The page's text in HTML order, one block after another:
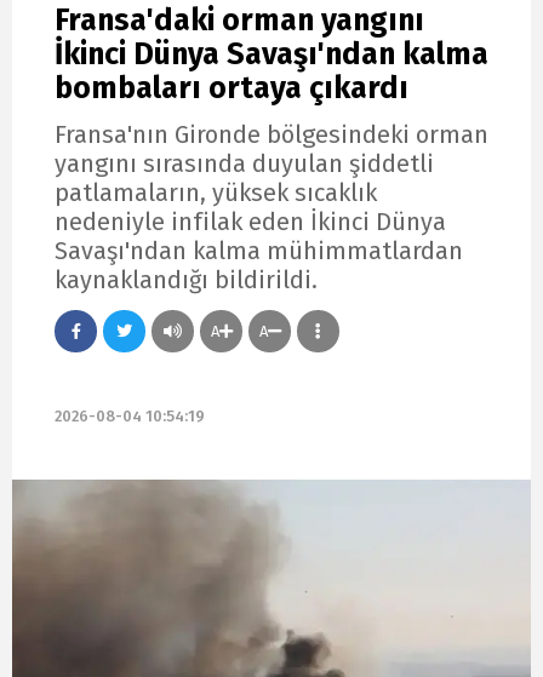
Fransa'daki orman yangını
İkinci Dünya Savaşı'ndan kalma
bombaları ortaya çıkardı
Fransa'nın Gironde bölgesindeki orman
yangını sırasında duyulan şiddetli
patlamaların, yüksek sıcaklık
nedeniyle infilak eden İkinci Dünya
Savaşı'ndan kalma mühimmatlardan
kaynaklandığı bildirildi.
A A
2026-08-04 10:54:19